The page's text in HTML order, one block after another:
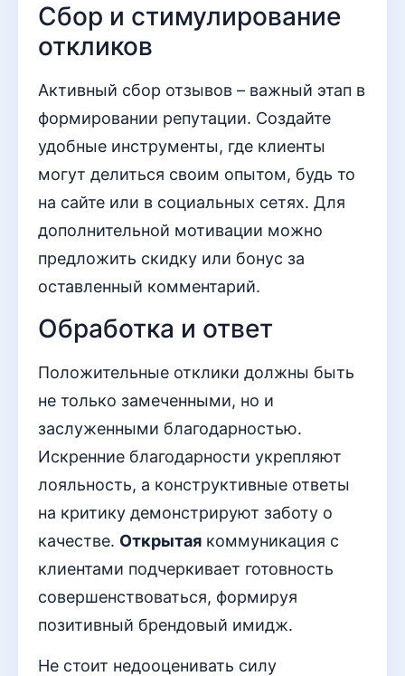
Сбор и стимулирование
откликов
Активный сбор отзывов – важный этап в
формировании репутации. Создайте
удобные инструменты, где клиенты
могут делиться своим опытом, будь то
на сайте или в социальных сетях. Для
дополнительной мотивации можно
предложить скидку или бонус за
оставленный комментарий.
Обработка и ответ
Положительные отклики должны быть
не только замеченными, но и
заслуженными благодарностью.
Искренние благодарности укрепляют
лояльность, а конструктивные ответы
на критику демонстрируют заботу о
качестве. Открытая коммуникация с
клиентами подчеркивает готовность
совершенствоваться, формируя
позитивный брендовый имидж.
Не стоит недооценивать силу